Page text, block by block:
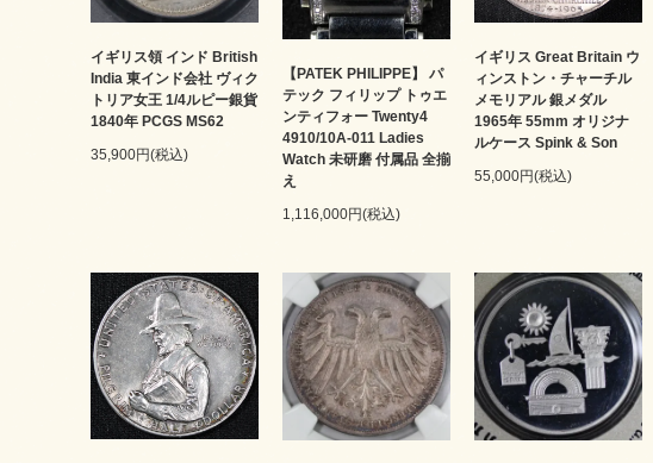
イギリス領 インド British
India 東インド会社 ヴィク
トリア女王 1/4ルピー銀貨
1840年 PCGS MS62
35,900円(税込)
【PATEK PHILIPPE】 パ
テック フィリップ トゥエ
ンティフォー Twenty4
4910/10A-011 Ladies
Watch 未研磨 付属品 全揃
え
1,116,000円(税込)
イギリス Great Britain ウ
ィンストン・チャーチル
メモリアル 銀メダル
1965年 55mm オリジナ
ルケース Spink & Son
55,000円(税込)